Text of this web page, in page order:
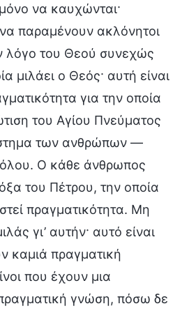
να καυχώνται·
παραμένουν ακλόνητοι
λόγο του Θεού συνεχώς
μιλάει ο Θεός· αυτή είναι
για την οποία
του Αγίου Πνεύματος
των ανθρώπων —
Ο κάθε άνθρωπος
του Πέτρου, την οποία
πραγματικότητα. Μη
γι’ αυτήν· αυτό είναι
καμιά πραγματική
που έχουν μια
γνώση, πόσω δε